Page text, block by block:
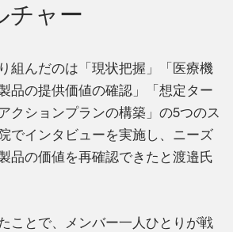
チャー
組んだのは「現状把握」「医療機
品の提供価値の確認」「想定ター
クションプランの構築」の5つのス
でインタビューを実施し、ニーズ
品の価値を再確認できたと渡邉氏
ことで、メンバー一人ひとりが戦